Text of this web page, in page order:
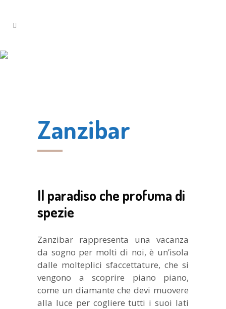
Zanzibar
Il paradiso che profuma di
spezie
Zanzibar rappresenta una vacanza
da sogno per molti di noi, è un’isola
dalle molteplici sfaccettature, che si
vengono a scoprire piano piano,
come un diamante che devi muovere
alla luce per cogliere tutti i suoi lati